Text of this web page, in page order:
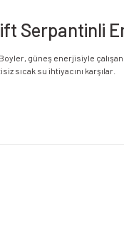
Serpantinli
güneş enerjisiyle
sıcak su ihtiyacını karşılar.